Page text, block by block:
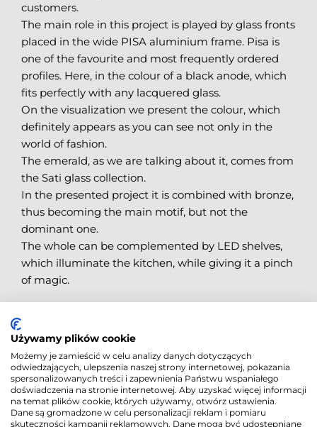
customers.
The main role in this project is played by glass fronts
placed in the wide PISA aluminium frame. Pisa is
one of the favourite and most frequently ordered
profiles. Here, in the colour of a black anode, which
fits perfectly with any lacquered glass.
On the visualization we present the colour, which
definitely appears as you can see not only in the
world of fashion.
The emerald, as we are talking about it, comes from
the Sati glass collection.
In the presented project it is combined with bronze,
thus becoming the main motif, but not the
dominant one.
The whole can be complemented by LED shelves,
which illuminate the kitchen, while giving it a pinch
of magic.
Używamy plików cookie
Możemy je zamieścić w celu analizy danych dotyczących
odwiedzających, ulepszenia naszej strony internetowej, pokazania
spersonalizowanych treści i zapewnienia Państwu wspaniałego
doświadczenia na stronie internetowej. Aby uzyskać więcej informacji
na temat plików cookie, których używamy, otwórz ustawienia.
Dane są gromadzone w celu personalizacji reklam i pomiaru
skuteczności kampanii reklamowych. Dane mogą być udostępniane